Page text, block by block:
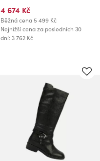
4 674 Kč
Běžná cena5 499 Kč
Nejnižší cena za posledních 30
dní: 3 762 Kč